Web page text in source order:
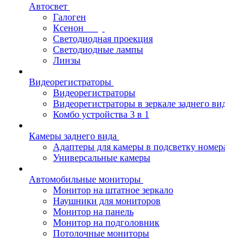
Автосвет
Галоген
Ксенон
Светодиодная проекция
Светодиодные лампы
Линзы
Видеорегистраторы
Видеорегистраторы
Видеорегистраторы в зеркале заднего
Комбо устройства 3 в 1
Камеры заднего вида
Адаптеры для камеры в подсветку
Универсальные камеры
Автомобильные мониторы
Монитор на штатное зеркало
Наушники для мониторов
Монитор на панель
Монитор на подголовник
Потолочные мониторы